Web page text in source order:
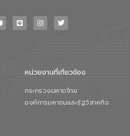
หน่วยงานที่เกียวข้อง
กระทรวงมหาดไทย
องค์การมหาชนและรัฐวิสาหกิจ